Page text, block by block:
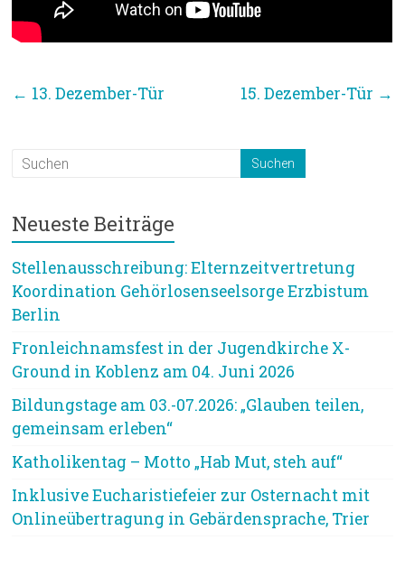
← 13. Dezember-Tür 15. Dezember-Tür →
Neueste Beiträge
Stellenausschreibung: Elternzeitvertretung
Koordination Gehörlosenseelsorge Erzbistum
Berlin
Fronleichnamsfest in der Jugendkirche X-
Ground in Koblenz am 04. Juni 2026
Bildungstage am 03.-07.2026: „Glauben teilen,
gemeinsam erleben“
Katholikentag – Motto „Hab Mut, steh auf“
Inklusive Eucharistiefeier zur Osternacht mit
Onlineübertragung in Gebärdensprache, Trier